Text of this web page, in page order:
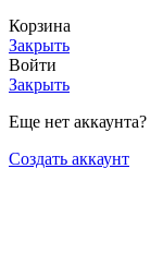
Корзина
Закрыть
Войти
Закрыть
Еще нет аккаунта?
Создать аккаунт